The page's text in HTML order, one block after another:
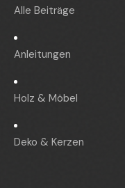
Alle Beiträge
Anleitungen
Holz & Möbel
Deko & Kerzen